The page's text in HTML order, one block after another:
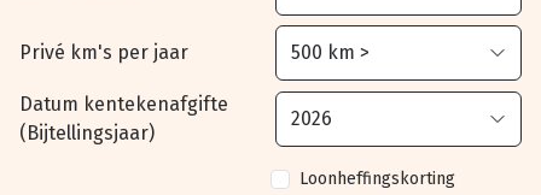
Privé km's per jaar
Datum kentekenafgifte
(Bijtellingsjaar)
Loonheffingskorting